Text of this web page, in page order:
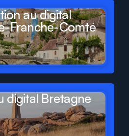
au digital
Franche-Comté
digital Bretagne